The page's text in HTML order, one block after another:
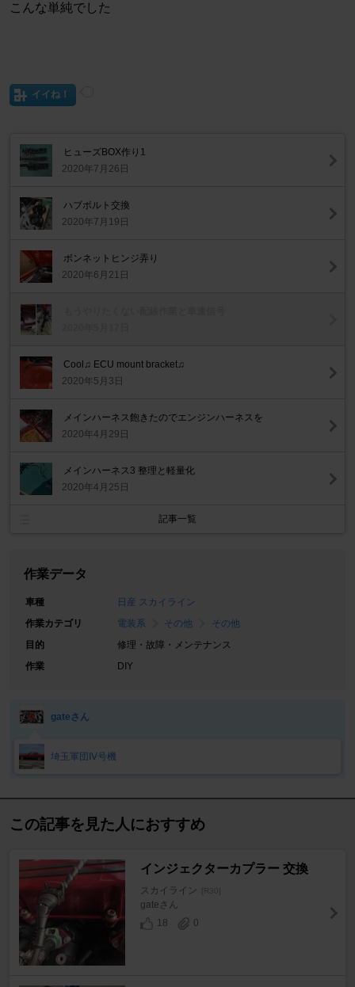
こんな単純でした
イイね！
ヒューズBOX作り1
2020年7月26日
ハブボルト交換
2020年7月19日
ボンネットヒンジ弄り
2020年6月21日
Cool♫ ECU mount bracket♫
2020年5月3日
メインハーネス飽きたのでエンジンハーネスを
2020年4月29日
メインハーネス3 整理と軽量化
2020年4月25日
記事一覧
作業データ
車種
日産 スカイライン
作業カテゴリ
電装系 その他
その他
目的
修理・故障・メンテナンス
作業
DIY
gateさん
埼玉軍団Ⅳ号機
この記事を見た人におすすめ
インジェクターカプラー 交換
スカイライン [R30]
gateさん
18
0